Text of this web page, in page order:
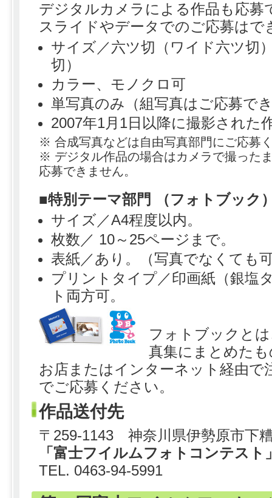
デジタルカメラによる作品も応募
スライドやデータでのご応募はで
サイズ／六ツ切（ワイド六ツ切
切）
カラー、モノクロ可
単写真のみ（組写真はご応募で
2007年1月1日以降に撮影された
※ 合成写真などは自由写真部門にご応募
※ デジタル作品の場合はカメラで撮った
応募できません。
■特別テーマ部門 （フォトブック
サイズ／A4程度以内。
枚数／ 10～25ページまで。
表紙／あり。（写真でなくても
プリントタイプ／印画紙（銀塩
ト両方可。
フォトブックと
真集にまとめた
お店またはインターネット経由で
でご応募ください。
作品送付先
〒259-1143 神奈川県伊勢原市下
「富士フイルムフォトコンテスト
TEL. 0463-94-5991